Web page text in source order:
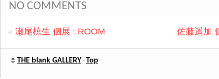
NO COMMENTS
佐藤遥加
« 瀬尾椋生 個展 : ROOM
© THE blank GALLERY - Top